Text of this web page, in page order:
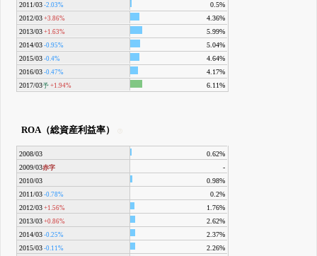
2011/03 -2.03%
0.5%
2012/03 +3.86%
4.36%
2013/03 +1.63%
5.99%
2014/03 -0.95%
5.04%
2015/03 -0.4%
4.64%
2016/03 -0.47%
4.17%
2017/03予 +1.94% 6.11%
ROA（総資産利益率）
2008/03
0.62%
2009/03赤字
-
2010/03
0.98%
2011/03 -0.78%
0.2%
2012/03 +1.56%
1.76%
2013/03 +0.86%
2.62%
2014/03 -0.25%
2.37%
2015/03 -0.11%
2.26%